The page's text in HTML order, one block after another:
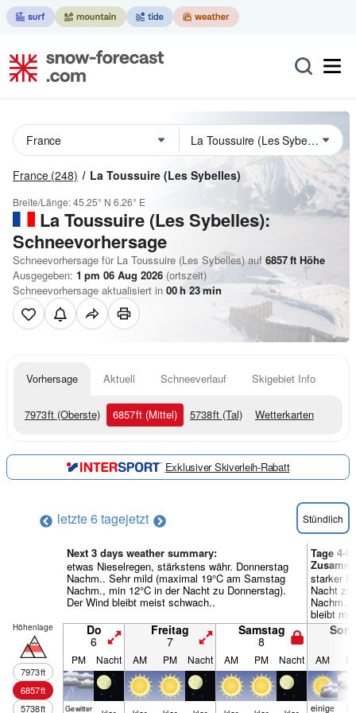
France (248) La Toussuire (Les Sybelles)
Breite/Länge:45.25° N 6.26° E
La Toussuire (Les Sybelles):
Schneevorhersage
Schneevorhersage für La Toussuire (Les Sybelles) auf 6857ft Höhe
Ausgegeben: 1 pm 06 Aug 2026 (ortszeit)
Schneevorhersage aktualisiert in 00h 23min
Vorhersage Aktuell Schneeverlauf Skigebiet Info
7973ft (Oberste) 6857ft (Mittel) 5738ft (Tal) Wetterkarten
Exklusiver Skiverleih-Rabatt
letzte 6 tagejetzt Stündlich
Next 3 days weather summary:
etwas Nieselregen, stärkstens währ. Donnerstag
Nachm.. Sehr mild (maximal 19°C am Samstag
Nachm., min 12°C in der Nacht zu Donnerstag).
Der Wind bleibt meist schwach..
Tage 4-
starker
Nacht zu
Nachm.,
bleibt
Höhenlage
7973ft
6857ft
5738ft
Do
6
Freitag
7
Samstag
8
PM Nacht AM PM Nacht AM PM Nacht AM
Gewitter
einige